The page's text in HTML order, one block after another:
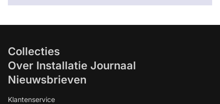
Collecties
Over Installatie Journaal
Nieuwsbrieven
Klantenservice